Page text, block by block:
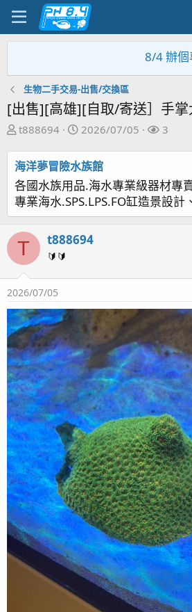
8/4 辦個
生物二手交易-出售/交換區
[出售][高雄][自取/寄送］手掌
主
發
起
人
t888694
開
日
期
2026/07/05
關
3
海洋夢冒險水族館
各國水族用品.海水專業級器材專
專業海水.SPS.LPS.FO缸造景設計
T t888694
🔰🔰
2026/07/05